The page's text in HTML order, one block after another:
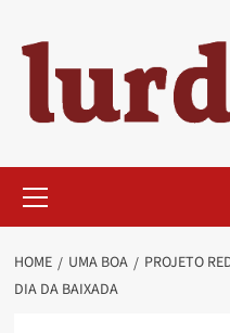
content
Menu
HOME UMA BOA
PROJETO
DIA DA BAIXADA